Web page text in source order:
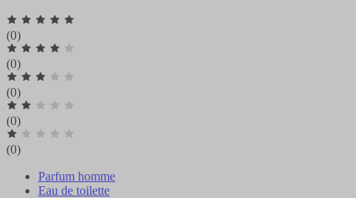
(0)
(0)
(0)
(0)
(0)
Parfum homme
Eau de toilette